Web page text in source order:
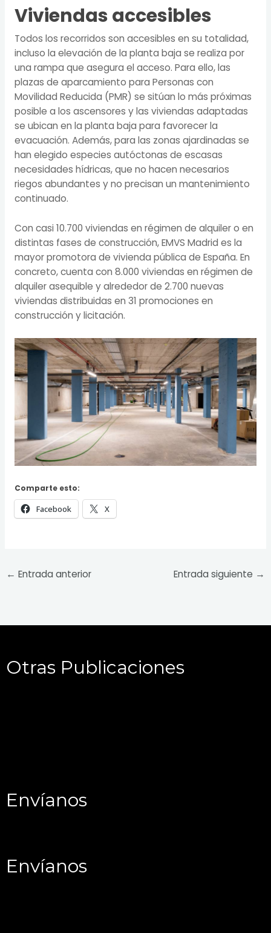
Viviendas accesibles
Todos los recorridos son accesibles en su totalidad,
incluso la elevación de la planta baja se realiza por
una rampa que asegura el acceso. Para ello, las
plazas de aparcamiento para Personas con
Movilidad Reducida (PMR) se sitúan lo más próximas
posible a los ascensores y las viviendas adaptadas
se ubican en la planta baja para favorecer la
evacuación. Además, para las zonas ajardinadas se
han elegido especies autóctonas de escasas
necesidades hídricas, que no hacen necesarios
riegos abundantes y no precisan un mantenimiento
continuado.
Con casi 10.700 viviendas en régimen de alquiler o en
distintas fases de construcción, EMVS Madrid es la
mayor promotora de vivienda pública de España. En
concreto, cuenta con 8.000 viviendas en régimen de
alquiler asequible y alrededor de 2.700 nuevas
viviendas distribuidas en 31 promociones en
construcción y licitación.
Comparte esto:
Facebook X
← Entrada anterior Entrada siguiente →
Otras Publicaciones
Envíanos
Envíanos